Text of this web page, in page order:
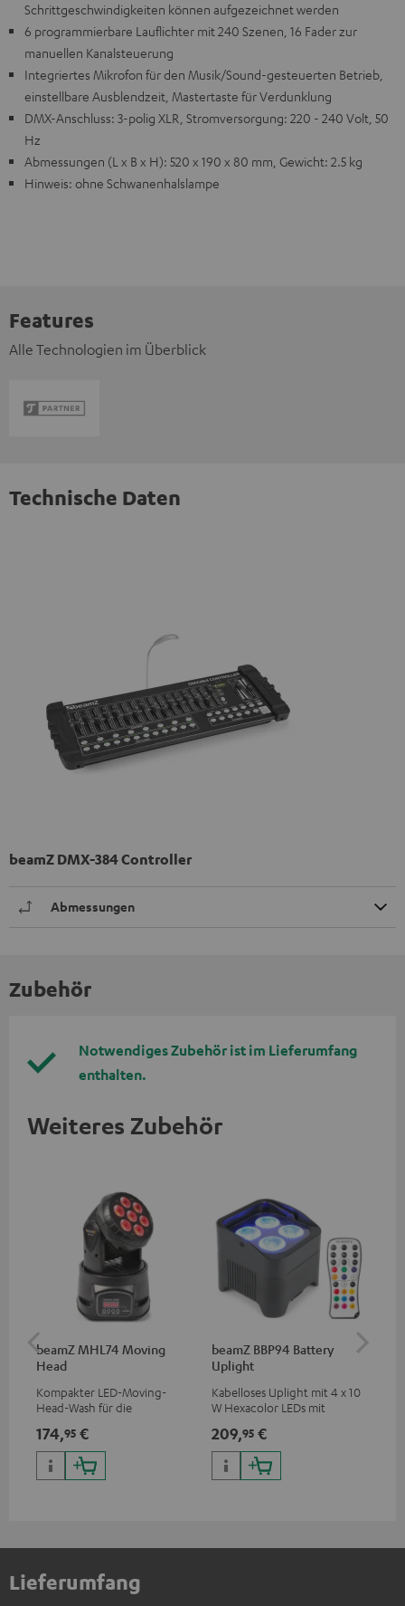
Schrittgeschwindigkeiten können aufgezeichnet werden
6 programmierbare Lauflichter mit 240 Szenen, 16 Fader zur
manuellen Kanalsteuerung
Integriertes Mikrofon für den Musik/Sound-gesteuerten Betrieb,
einstellbare Ausblendzeit, Mastertaste für Verdunklung
DMX-Anschluss: 3-polig XLR, Stromversorgung: 220 - 240 Volt, 50
Hz
Abmessungen (L x B x H): 520 x 190 x 80 mm, Gewicht: 2.5 kg
Hinweis: ohne Schwanenhalslampe
Features
Alle Technologien im Überblick
Technische Daten
beamZ DMX-384 Controller
Abmessungen
Zubehör
Notwendiges Zubehör ist im Lieferumfang
enthalten.
Weiteres Zubehör
beamZ MHL74 Moving
Head
Kompakter LED-Moving-
Head-Wash für die
deiner Show
174,95 €
beamZ BBP94 Battery
Uplight
Kabelloses Uplight mit 4 x 10
W Hexacolor LEDs mit
Farbvielfalt & Schwarzlicht
209,95 €
Lieferumfang